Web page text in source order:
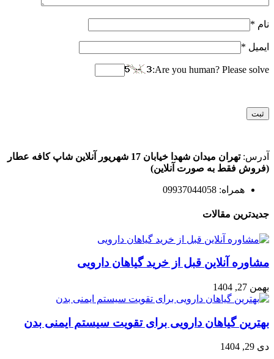
نام *
ایمیل *
Are you human? Please solve:
آدرس:تهران میدان شهدا خیابان 17 شهریور آنلاین شاپ کافه عطار
(فروش فقط به صورت آنلاین)
همراه: 09937044058
جدیدترین مقالات
مشاوره آنلاین قبل از خرید گیاهان دارویی
بهمن 27, 1404
بهترین گیاهان دارویی برای تقویت سیستم ایمنی بدن
دی 29, 1404